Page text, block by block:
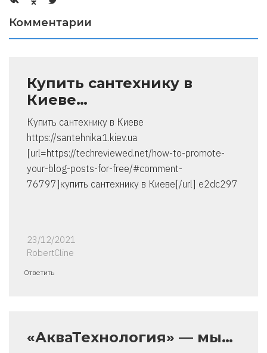
Комментарии
Купить сантехнику в
Киеве…
Купить сантехнику в Киеве
https://santehnika1.kiev.ua
[url=https://techreviewed.net/how-to-promote-
your-blog-posts-for-free/#comment-
76797]купить сантехнику в Киеве[/url] e2dc297
23/12/2021
RobertCline
Ответить
«АкваТехнология» — мы…